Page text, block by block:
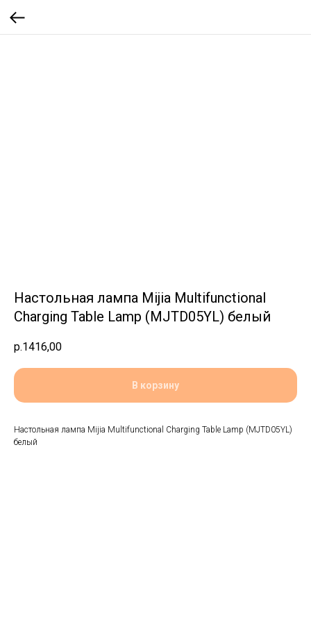
Настольная лампа Mijia Multifunctional
Charging Table Lamp (MJTD05YL) белый
р.1416,00
В корзину
Настольная лампа Mijia Multifunctional Charging Table Lamp (MJTD05YL)
белый